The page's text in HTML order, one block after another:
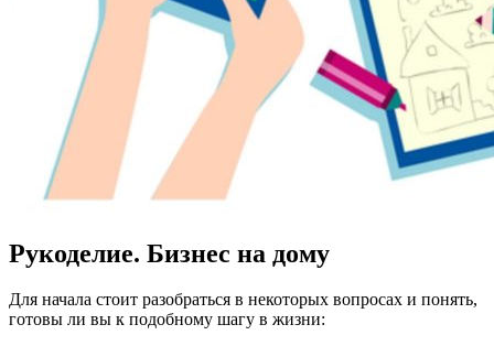
Рукоделие. Бизнес на дому
Для начала стоит разобраться в некоторых вопросах и понять,
готовы ли вы к подобному шагу в жизни: